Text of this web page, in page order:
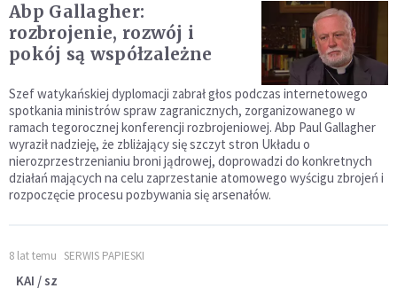
Abp Gallagher:
rozbrojenie, rozwój i
pokój są współzależne
Szef watykańskiej dyplomacji zabrał głos podczas internetowego
spotkania ministrów spraw zagranicznych, zorganizowanego w
ramach tegorocznej konferencji rozbrojeniowej. Abp Paul Gallagher
wyraził nadzieję, że zbliżający się szczyt stron Układu o
nierozprzestrzenianiu broni jądrowej, doprowadzi do konkretnych
działań mających na celu zaprzestanie atomowego wyścigu zbrojeń i
rozpoczęcie procesu pozbywania się arsenałów.
8 lat temu SERWIS PAPIESKI
KAI / sz